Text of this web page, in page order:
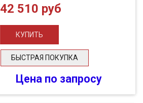
42 510 руб
БЫСТРАЯ ПОКУПКА
Цена по запросу